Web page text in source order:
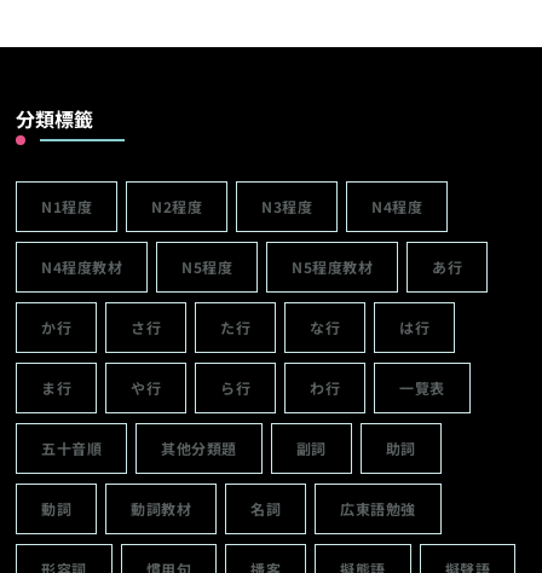
分類標籤
N1程度 N2程度 N3程度 N4程度
N4程度教材 N5程度 N5程度教材 あ行
か行 さ行 た行 な行 は行
ま行 や行 ら行 わ行 一覽表
五十音順 其他分類題 副詞 助詞
動詞 動詞教材 名詞 広東語勉強